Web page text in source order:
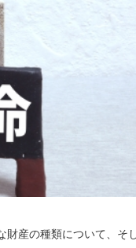
財産の種類について、そ